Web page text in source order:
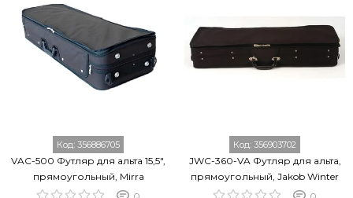
Код: 356886705
VAC-500 Футляр для альта 15,5",
прямоугольный, Mirra
0
Код: 356903702
JWC-360-VA Футляр для альта,
прямоугольный, Jakob Winter
0